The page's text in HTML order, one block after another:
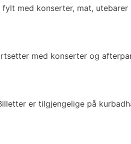
med konserter, mat,
med konserter og
er tilgjengelige på